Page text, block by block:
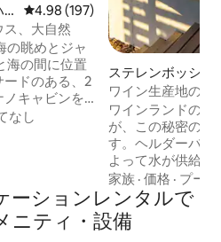
レビュー197件、5つ星中4.98つ
4.98 (197)
、大自然
ドのある、2
ノキャビンを
ベッド、コ
。屋外シャワ
火台まで、魔
ります。 ベ
なし
ステレンボッシュ
テイ
ワイン生産地の中
です。
ワインランドの中
が、この秘密の宝
す。ヘルダーバー
よって水が供給さ
薪で給湯する浴槽
家的な宿泊先です
Valley、Avontuur
家族 ·価格 · プール
ーションレンタルで
ニティ・設備